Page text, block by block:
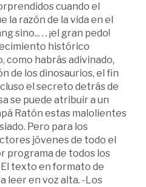
cuando el
la razón de la vida en el
sino... . . ¡el gran pedo!
histórico
como habrás adivinado,
de los dinosaurios, el fin
el secreto detrás de
se puede atribuir a un
Ratón estas malolientes
Pero para los
jóvenes de todo el
programa de todos los
El texto en formato de
leer en voz alta. -Los